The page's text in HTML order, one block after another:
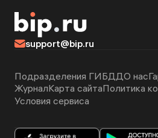
support@bip.ru
Подразделения ГИБДДО нас
ЖурналКарта сайтаПолитика
Условия сервиса